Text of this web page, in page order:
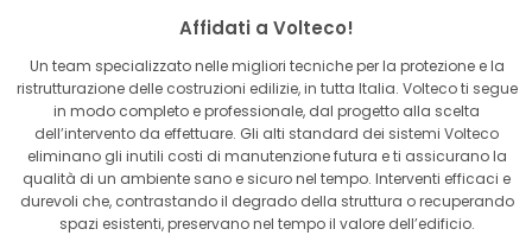
Affidati a Volteco!
Un team specializzato nelle migliori tecniche per la protezione e la
ristrutturazione delle costruzioni edilizie, in tutta Italia. Volteco ti segue
in modo completo e professionale, dal progetto alla scelta
dell’intervento da effettuare. Gli alti standard dei sistemi Volteco
eliminano gli inutili costi di manutenzione futura e ti assicurano la
qualità di un ambiente sano e sicuro nel tempo. Interventi efficaci e
durevoli che, contrastando il degrado della struttura o recuperando
spazi esistenti, preservano nel tempo il valore dell’edificio.